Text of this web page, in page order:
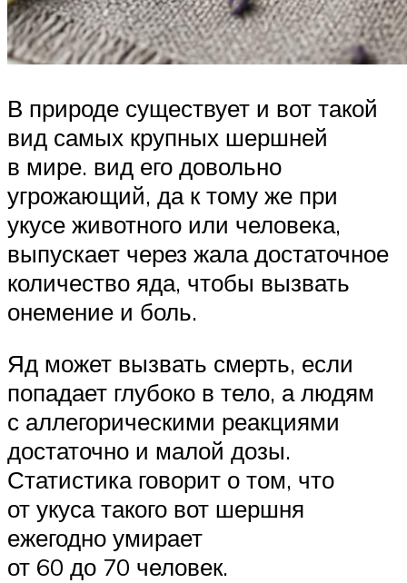
В природе существует и вот такой
вид самых крупных шершней
в мире. вид его довольно
угрожающий, да к тому же при
укусе животного или человека,
выпускает через жала достаточное
количество яда, чтобы вызвать
онемение и боль.
Яд может вызвать смерть, если
попадает глубоко в тело, а людям
с аллегорическими реакциями
достаточно и малой дозы.
Статистика говорит о том, что
от укуса такого вот шершня
ежегодно умирает
от 60 до 70 человек.